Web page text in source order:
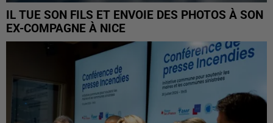
IL TUE SON FILS ET ENVOIE DES PHOTOS À SON
EX-COMPAGNE À NICE